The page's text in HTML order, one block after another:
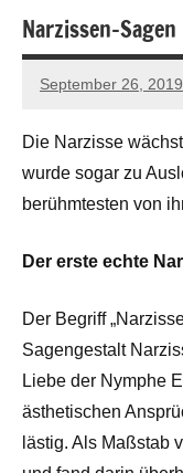
Narzissen-Sagen
September 26, 2019
Die Narzisse
wurde sogar zu
berühmtesten von
Der erste echte
Der Begriff
Sagengestalt
Liebe der Nymphe
ästhetischen
lästig. Als Maßstab